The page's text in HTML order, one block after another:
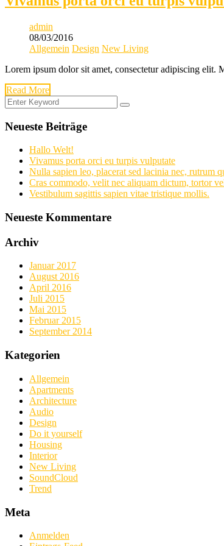
admin
08/03/2016
Allgemein Design New Living
Lorem ipsum dolor sit amet, consectetur adipiscing elit.
Read More
Neueste Beiträge
Hallo Welt!
Vivamus porta orci eu turpis vulputate
Nulla sapien leo, placerat sed lacinia nec, rutrum
Cras commodo, velit nec aliquam dictum, tortor
Vestibulum sagittis sapien vitae tristique mollis.
Neueste Kommentare
Archiv
Januar 2017
August 2016
April 2016
Juli 2015
Mai 2015
Februar 2015
September 2014
Kategorien
Allgemein
Apartments
Architecture
Audio
Design
Do it yourself
Housing
Interior
New Living
SoundCloud
Trend
Meta
Anmelden